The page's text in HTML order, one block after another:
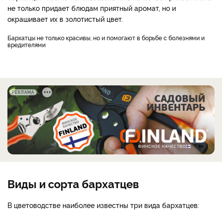
не только придает блюдам приятный аромат, но и
окрашивает их в золотистый цвет.
Бархатцы не только красивы, но и помогают в борьбе с болезнями и
вредителями
РЕКЛАМА
Виды и сорта бархатцев
В цветоводстве наиболее известны три вида бархатцев: